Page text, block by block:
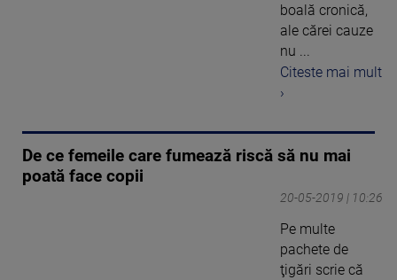
boală cronică,
ale cărei cauze
nu ...
Citeste mai mult
›
De ce femeile care fumează riscă să nu mai
poată face copii
20-05-2019 | 10:26
Pe multe
pachete de
ţigări scrie că